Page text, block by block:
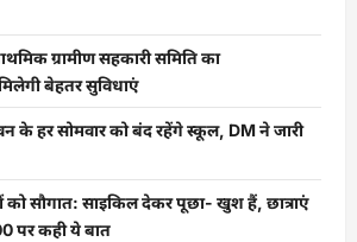
ग्रामीण सहकारी समिति का
बेहतर सुविधाएं
के हर सोमवार को बंद रहेंगे स्कूल, DM ने जारी
को सौगात: साइकिल देकर पूछा- खुश हैं, छात्राएं
पर कही ये बात